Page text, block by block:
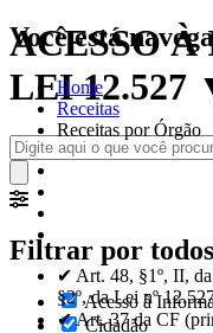
ACESSO
LEI 12.527
Filtrar por todos
Acesso à
Cidadão
Você está
Home
Receitas
Receitas por Órgão
✔ Art. 48, §1º, II, da
§2º, da Lei nº
✔ Art. 37 da CF